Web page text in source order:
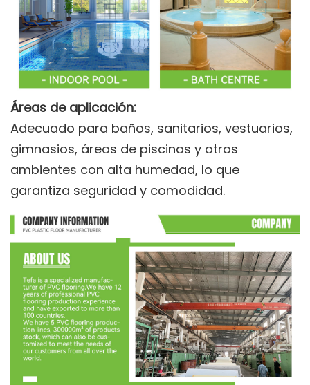
Áreas de aplicación:
Adecuado para baños, sanitarios, vestuarios,
gimnasios, áreas de piscinas y otros
ambientes con alta humedad, lo que
garantiza seguridad y comodidad.